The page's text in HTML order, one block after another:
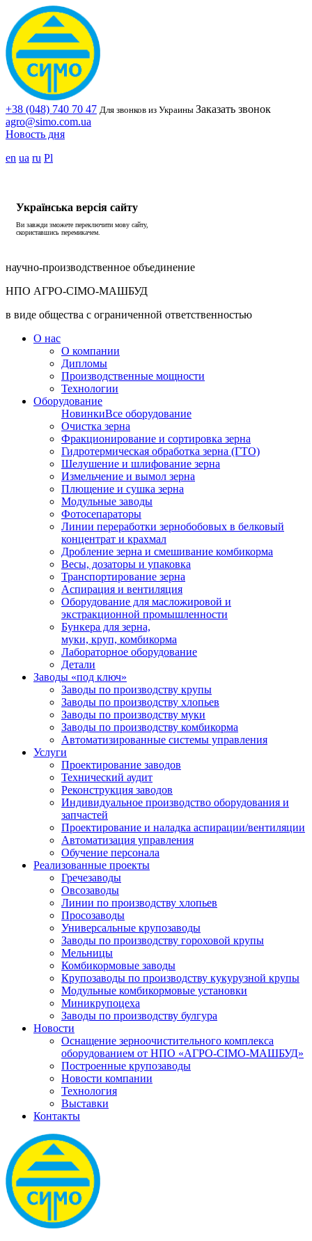
+38 (048) 740 70 47 Для звонков из Украины Заказать звонок
agro@simo.com.ua
Новость дня
en ua ru Pl
Українська версія сайту
Ви завжди зможете переключити мову сайту,
скориставшись перемикачем.
научно-производственное объединение
НПО АГРО-СІМО-МАШБУД
в виде общества с ограниченной ответственностью
О нас
О компании
Дипломы
Производственные мощности
Технологии
Оборудование
НовинкиВсе оборудование
Очистка зерна
Фракционирование и сортировка зерна
Гидротермическая обработка зерна (ГТО)
Шелушение и шлифование зерна
Измельчение и вымол зерна
Плющение и сушка зерна
Модульные заводы
Фотосепараторы
Линии переработки зернобобовых в белковый
концентрат и крахмал
Дробление зерна и смешивание комбикорма
Весы, дозаторы и упаковка
Транспортирование зерна
Аспирация и вентиляция
Оборудование для масложировой и
экстракционной промышленности
Бункера для зерна,
муки, круп, комбикорма
Лабораторное оборудование
Детали
Заводы «под ключ»
Заводы по производству крупы
Заводы по производству хлопьев
Заводы по производству муки
Заводы по производству комбикорма
Автоматизированные системы управления
Услуги
Проектирование заводов
Технический аудит
Реконструкция заводов
Индивидуальное производство оборудования и
запчастей
Проектирование и наладка аспирации/вентиляции
Автоматизация управления
Обучение персонала
Реализованные проекты
Гречезаводы
Овсозаводы
Линии по производству хлопьев
Просозаводы
Универсальные крупозаводы
Заводы по производству гороховой крупы
Мельницы
Комбикормовые заводы
Крупозаводы по производству кукурузной крупы
Модульные комбикормовые установки
Миникрупоцеха
Заводы по производству булгура
Новости
Оснащение зерноочистительного комплекса
оборудованием от НПО «АГРО-СІМО-МАШБУД»
Построенные крупозаводы
Новости компании
Технология
Выставки
Контакты